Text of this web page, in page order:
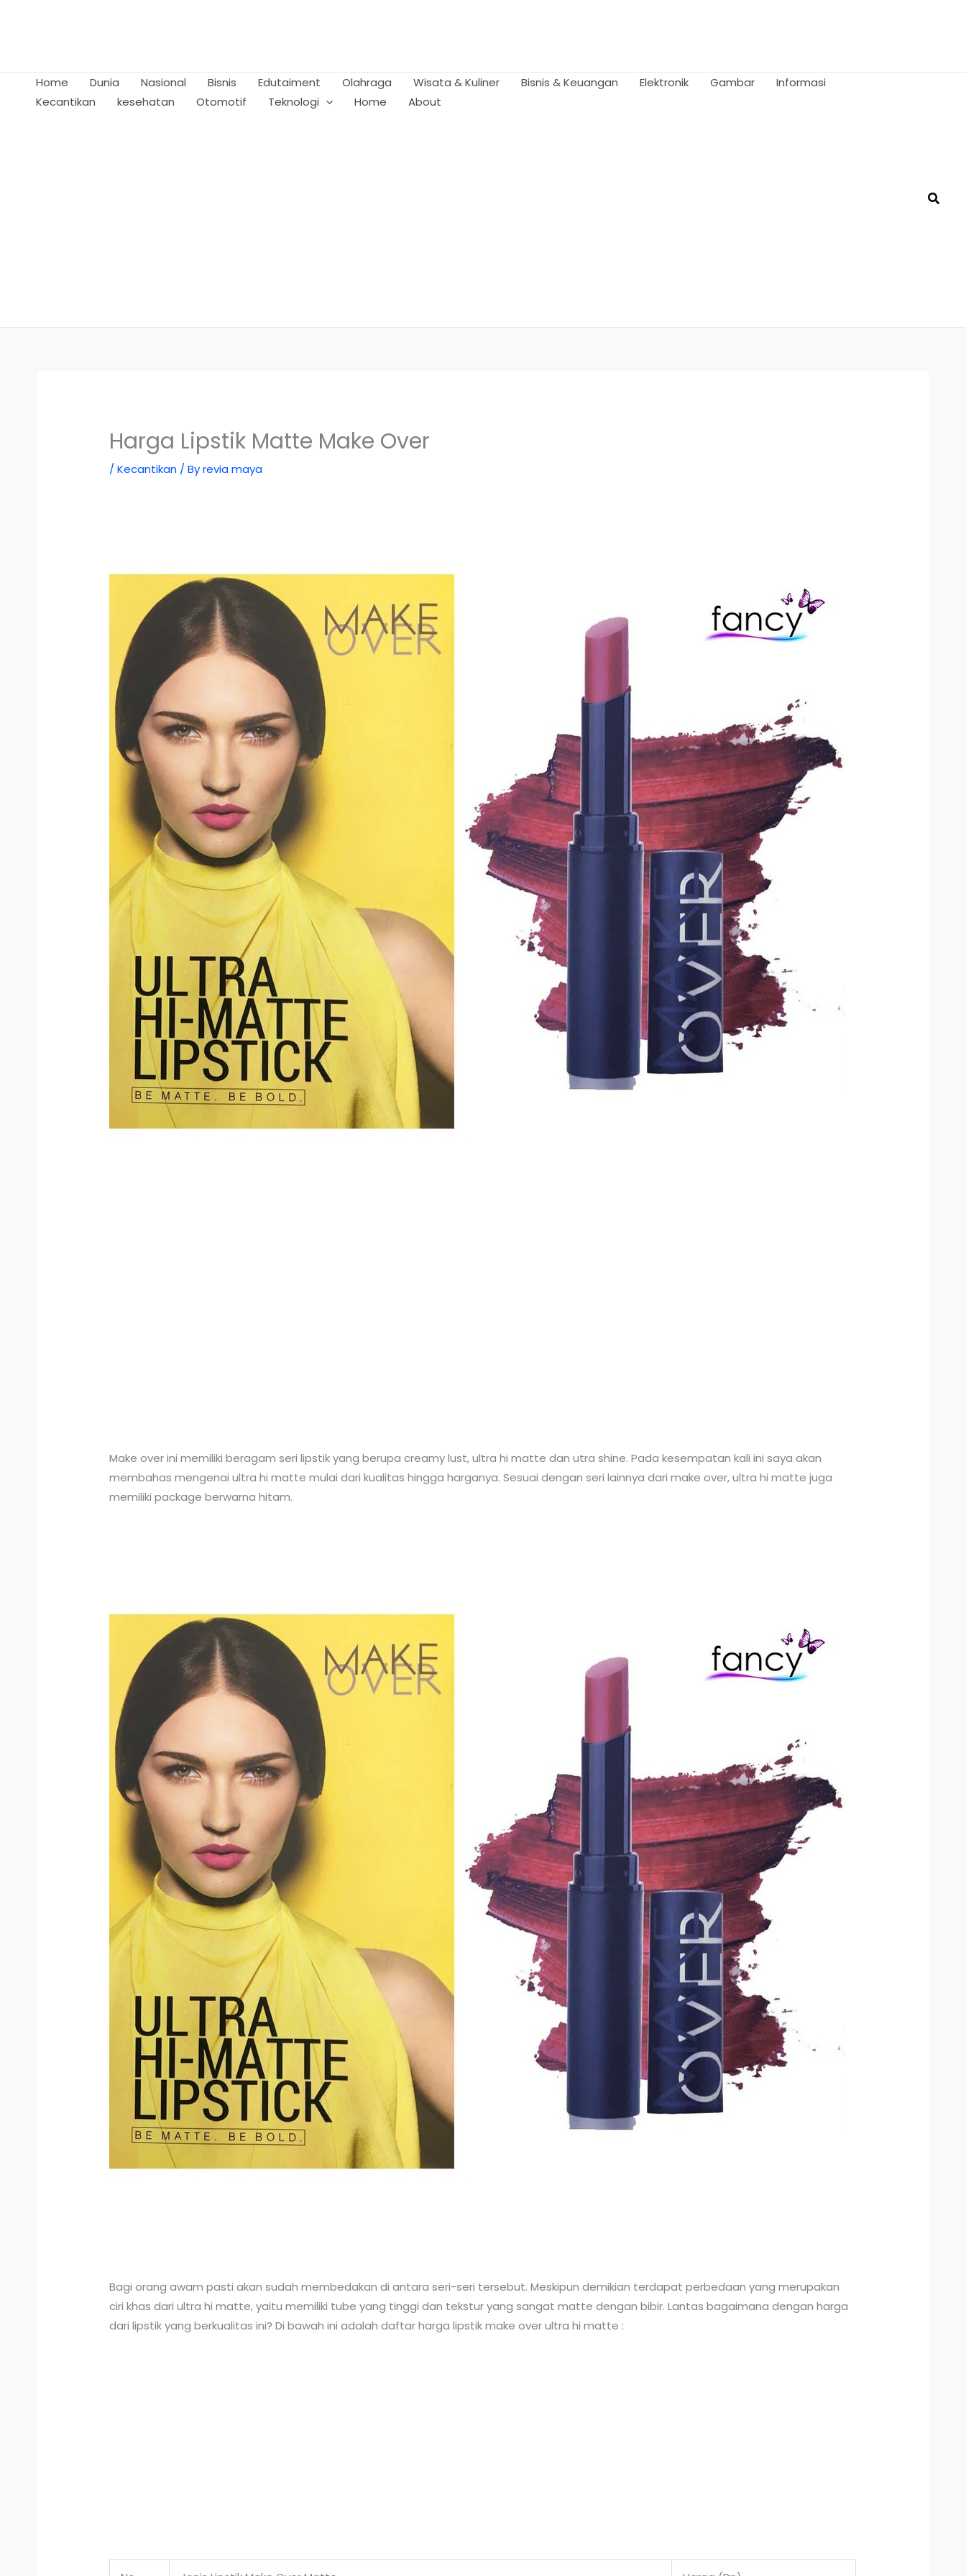
Home Dunia Nasional Bisnis Edutaiment Olahraga Wisata & Kuliner Bisnis & Keuangan Elektronik Gambar
Informasi
Kecantikan
kesehatan Otomotif Teknologi Home About
Harga Lipstik Matte Make Over
/Kecantikan / Byrevia maya
Make over ini memiliki beragam seri lipstik yang berupa creamy lust, ultra hi matte dan utra shine. Pada kesempatan kali ini saya akan
membahas mengenai ultra hi matte mulai dari kualitas hingga harganya. Sesuai dengan seri lainnya dari make over, ultra hi matte juga
memiliki package berwarna hitam.
Bagi orang awam pasti akan sudah membedakan di antara seri-seri tersebut. Meskipun demikian terdapat perbedaan yang merupakan
ciri khas dari ultra hi matte, yaitu memiliki tube yang tinggi dan tekstur yang sangat matte dengan bibir. Lantas bagaimana dengan harga
dari lipstik yang berkualitas ini? Di bawah ini adalah daftar harga lipstik make over ultra hi matte :